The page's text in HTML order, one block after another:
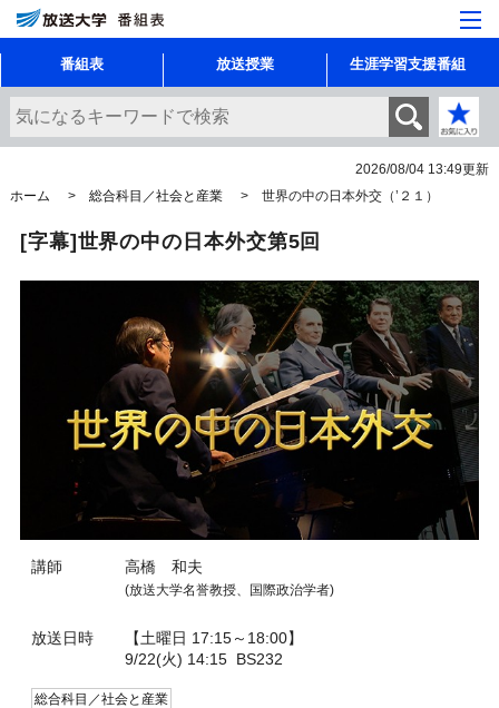
番組表 放送授業 生涯学習支援番組
2026/08/04 13:49更新
ホーム
総合科目／社会と産業 世界の中の日本外交（’２１）
[字幕]世界の中の日本外交第5回
講師 高橋 和夫
(放送大学名誉教授、国際政治学者)
放送日時
【土曜日 17:15～18:00】
9/22(火) 14:15BS232
総合科目／社会と産業